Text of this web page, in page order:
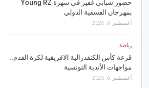
حضور شبابي غفير في سهرة Young RZ
بمهرجان الفسقية الدولي
أغسطس 6, 2026
رياضة
قرعة كأس الكنفدرالية الافريقية لكرة القدم..
مواجهات الأندية التونسية
أغسطس 6, 2026